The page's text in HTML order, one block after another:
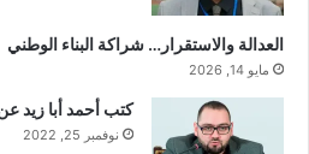
العدالة والاستقرار… شراكة البناء الوطني
مايو 14, 2026
كتب أحمد أبا زيد
نوفمبر 25, 2022